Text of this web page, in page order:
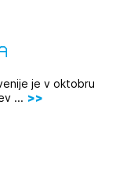
je v oktobru
...